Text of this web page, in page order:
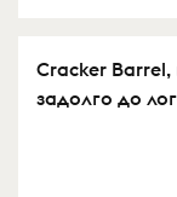
Cracker
задолго до